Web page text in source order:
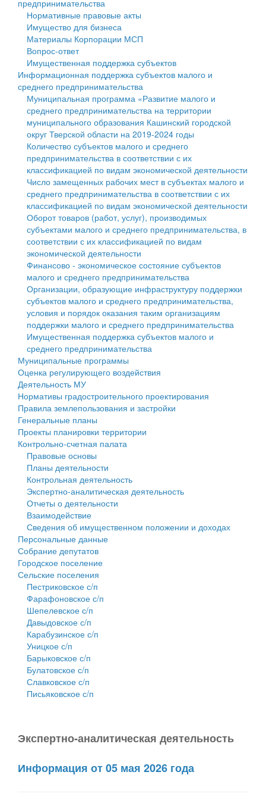
Государственные услуги
Промышленность и АПК
Экономика и бизнес
...
Символика
Устав
Гостям округа
Туризм
Культура
Образование
Здравоохранение
Социальная защита
Фотоальбом
муниципального округа Тверской области
Администрация Кашинского муниципального округа
Тверской области
Управление сельскими территориями
Открытые данные
Работа с обращениями граждан
Муниципальный контроль
Муниципальные услуги
Проекты административных регламентов
Антимонопольный комплаенс
Противодействие коррупции
Финансовое управление
Бюджет для граждан
Имущество
Выявление правообладателей ранее учтенных
объектов недвижимости
Имущественная поддержка субъектов малого и
среднего предпринимательства
Информационная поддержка субъектов малого и
среднего предпринимательства
Муниципальные программы
Контрольно-счетная палата
Персональные данные
Оценка регулирующего воздействия
Деятельность МУ
Нормативы градостроительного проектирования
Правила землепользования и застройки
Генеральные планы
Проекты планировки территории
Собрание депутатов
Городское поселение
Сельские поселения
предпринимательства
Нормативные правовые акты
Имущество для бизнеса
Материалы Корпорации МСП
Вопрос-ответ
Имущественная поддержка субъектов
Информационная поддержка субъектов малого и
среднего предпринимательства
Муниципальная программа «Развитие малого и
среднего предпринимательства на территории
муниципального образования Кашинский городской
округ Тверской области на 2019-2024 годы
Количество субъектов малого и среднего
предпринимательства в соответствии с их
классификацией по видам экономической деятельности
Число замещенных рабочих мест в субъектах малого и
среднего предпринимательства в соответствии с их
классификацией по видам экономической деятельности
Оборот товаров (работ, услуг), производимых
субъектами малого и среднего предпринимательства, в
соответствии с их классификацией по видам
экономической деятельности
Финансово - экономическое состояние субъектов
малого и среднего предпринимательства
Организации, образующие инфраструктуру поддержки
субъектов малого и среднего предпринимательства,
условия и порядок оказания таким организациям
поддержки малого и среднего предпринимательства
Имущественная поддержка субъектов малого и
среднего предпринимательства
Муниципальные программы
Оценка регулирующего воздействия
Деятельность МУ
Нормативы градостроительного проектирования
Правила землепользования и застройки
Генеральные планы
Проекты планировки территории
Контрольно-счетная палата
Правовые основы
Планы деятельности
Контрольная деятельность
Экспертно-аналитическая деятельность
Отчеты о деятельности
Взаимодействие
Сведения об имущественном положении и доходах
Персональные данные
Собрание депутатов
Городское поселение
Сельские поселения
Пестриковское с/п
Фарафоновское с/п
Шепелевское с/п
Давыдовское с/п
Карабузинское с/п
Уницкое с/п
Барыковское с/п
Булатовское с/п
Славковское с/п
Письяковское с/п
Экспертно-аналитическая деятельность
Информация от 05 мая 2026 года